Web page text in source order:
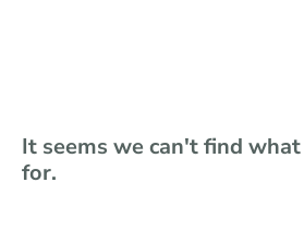
It seems we can't find
for.